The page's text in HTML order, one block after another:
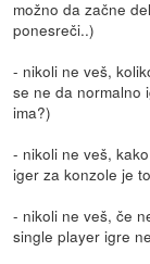
možno da začne
ponesreči..)
- nikoli ne veš,
se ne da normalno
ima?)
- nikoli ne veš,
iger za konzole je
- nikoli ne veš, če
single player igre